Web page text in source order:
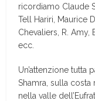
ricordiamo Claude
Tell Hariri, Maurice
Chevaliers, R. Amy,
ecc.
Un’attenzione tutta
Shamra, sulla costa
nella valle